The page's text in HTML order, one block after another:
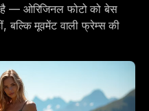
है — ओरिजिनल फोटो को बेस
बल्कि मूवमेंट वाली फ्रेम्स की